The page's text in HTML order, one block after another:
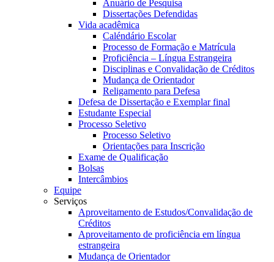
Anuário de Pesquisa
Dissertações Defendidas
Vida acadêmica
Caléndário Escolar
Processo de Formação e Matrícula
Proficiência – Língua Estrangeira
Disciplinas e Convalidação de Créditos
Mudança de Orientador
Religamento para Defesa
Defesa de Dissertação e Exemplar final
Estudante Especial
Processo Seletivo
Processo Seletivo
Orientações para Inscrição
Exame de Qualificação
Bolsas
Intercâmbios
Equipe
Serviços
Aproveitamento de Estudos/Convalidação de
Créditos
Aproveitamento de proficiência em língua
estrangeira
Mudança de Orientador